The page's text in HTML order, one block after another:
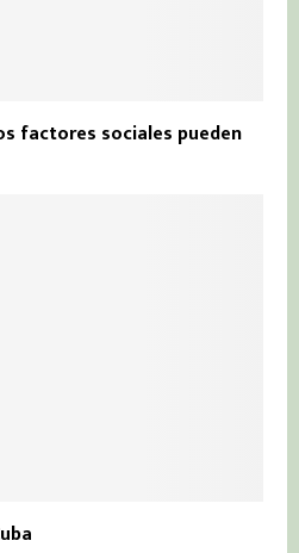
factores sociales pueden